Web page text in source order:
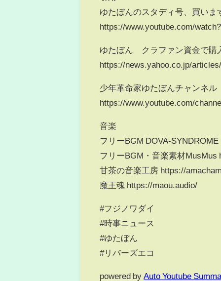
ゆたぼんのスタディ号、買いま
https://www.youtube.com/
ゆたぼん クラファン資金で購
https://news.yahoo.co.jp/
少年革命家ゆたぼんチャンネル
https://www.youtube.com/
音楽
フリーBGM DOVA-
フリーBGM・音楽素材MusMus
甘茶の音楽工房 https://
魔王魂 https://maou.audio/
#フジノワダイ
#時事ニュース
#ゆたぼん
#リバーズエコ
powered by Auto Youtube